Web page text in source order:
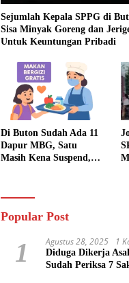
Sejumlah Kepala SPPG di
Sisa Minyak Goreng dan
Untuk Keuntungan Pribadi
Di Buton Sudah Ada 11
Dapur MBG, Satu
Masih Kena Suspend,
Popular Post
1 Agustus 28, 2025 1
Diduga Dikerja
Sudah Periksa 7